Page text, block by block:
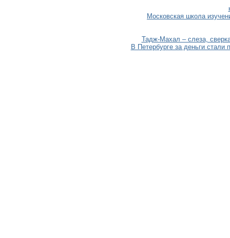
Московская школа
Тадж-Махал – слеза,
В Петербурге за деньги стали